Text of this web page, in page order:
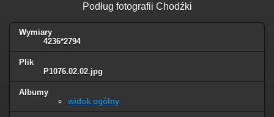
Podług fotografii Chodźki
Wymiary
4236*2794
Plik
P1076.02.02.jpg
Albumy
widok ogólny